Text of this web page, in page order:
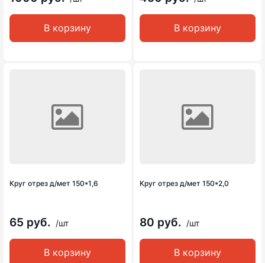
В корзину В корзину
Круг отрез д/мет 150*1,6
65 руб. /шт
В корзину
Круг отрез д/мет 150*2,0
80 руб. /шт
В корзину